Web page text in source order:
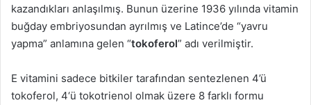
kazandıkları anlaşılmış. Bunun üzerine 1936 yılında vitamin
buğday embriyosundan ayrılmış ve Latince’de “yavru
yapma” anlamına gelen “tokoferol” adı verilmiştir.
E vitamini sadece bitkiler tarafından sentezlenen 4’ü
tokoferol, 4‘ü tokotrienol olmak üzere 8 farklı formu